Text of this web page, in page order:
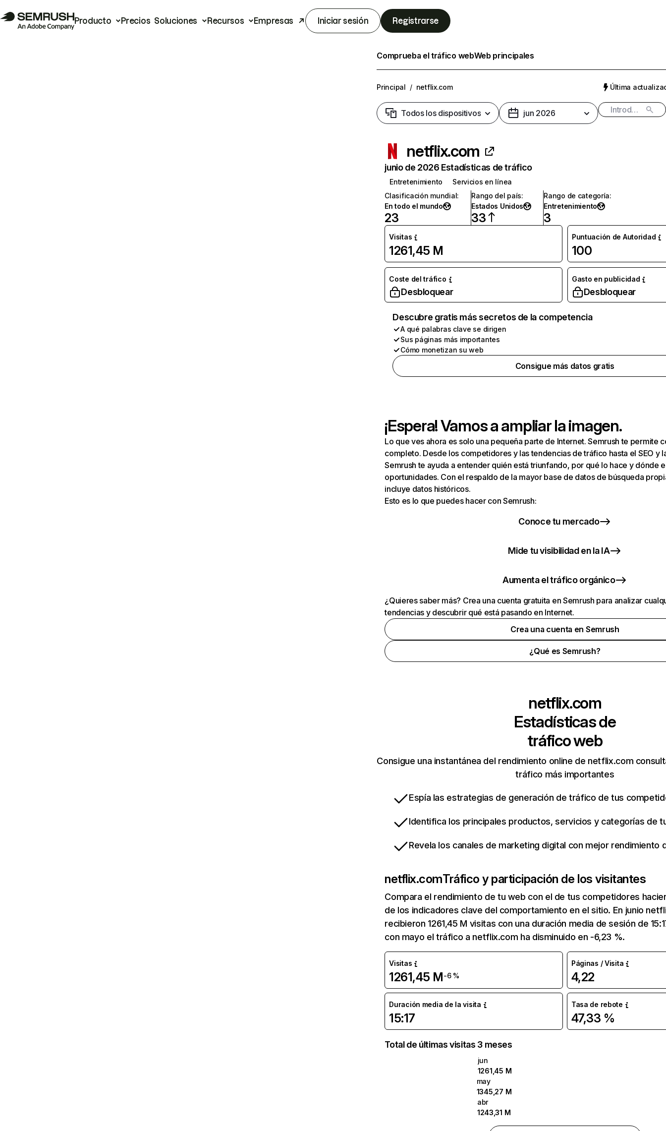
Producto Precios Soluciones Recursos Empresas Iniciar sesión Registrarse
Comprueba el tráfico webWeb principales
Principal / netflix.com Última
Todos los dispositivos jun 2026
netflix.com
junio de 2026 Estadísticas de tráfico
Entretenimiento
Servicios en línea
Clasificación mundial:
En todo el mundo
23
Rango del país:
Estados Unidos
33
Rango de categoría:
Entretenimiento
3
Visitas
1261,45 M
Puntuación de Autoridad
100
Coste del tráfico
Desbloquear
Gasto en publicidad
Desbloquear
Descubre gratis más secretos de la competencia
A qué palabras clave se dirigen
Sus páginas más importantes
Cómo monetizan su web
Consigue más datos gratis
¡Espera! Vamos a ampliar la imagen.
Lo que ves ahora es solo una pequeña parte de Internet. Semrush te permite
completo. Desde los competidores y las tendencias de tráfico hasta el SEO y
Semrush te ayuda a entender quién está triunfando, por qué lo hace y dónde
oportunidades. Con el respaldo de la mayor base de datos de búsqueda
incluye datos históricos.
Esto es lo que puedes hacer con Semrush:
Conoce tu mercado
Mide tu visibilidad en la IA
Aumenta el tráfico orgánico
¿Quieres saber más? Crea una cuenta gratuita en Semrush para analizar
tendencias y descubrir qué está pasando en Internet.
Crea una cuenta en Semrush
¿Qué es Semrush?
netflix.com
Estadísticas de
tráfico web
Consigue una instantánea del rendimiento online de netflix.com
tráfico más importantes
Espía las estrategias de generación de tráfico de tus
Identifica los principales productos, servicios y categorías de
Revela los canales de marketing digital con mejor rendimiento
netflix.comTráfico y participación de los visitantes
Compara el rendimiento de tu web con el de tus competidores
de los indicadores clave del comportamiento en el sitio. En junio
recibieron 1261,45 M visitas con una duración media de sesión de
con mayo el tráfico a netflix.com ha disminuido en -6,23 %.
Visitas
1261,45 M-6 %
Páginas / Visita
4,22
Duración media de la visita
15:17
Tasa de rebote
47,33 %
Total de últimas visitas 3 meses
jun
1261,45 M
may
1345,27 M
abr
1243,31 M